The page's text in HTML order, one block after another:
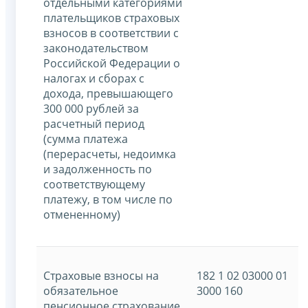
плательщиков страховых
взносов в соответствии с
законодательством
Российской Федерации о
налогах и сборах с
дохода, превышающего
300 000 рублей за
расчетный период
(сумма платежа
(перерасчеты, недоимка
и задолженность по
соответствующему
платежу, в том числе по
отмененному)
Страховые взносы на
обязательное
182 1 02 03000 01
3000 160